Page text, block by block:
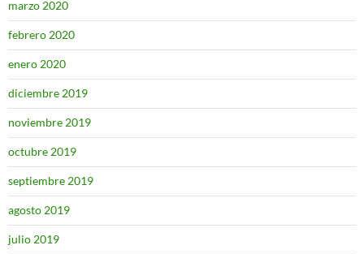
marzo 2020
febrero 2020
enero 2020
diciembre 2019
noviembre 2019
octubre 2019
septiembre 2019
agosto 2019
julio 2019